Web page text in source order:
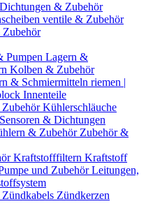
Dichtungen & Zubehör
ventile & Zubehör
Pumpen Lagern &
Kolben & Zubehör
& Schmiermitteln riemen |
Innenteile
ZubehörKühlerschläuche
Sensoren & Dichtungen
& Zubehör Zubehör &
Kraftstofffiltern Kraftstoff
und ZubehörLeitungen,
Zündkabels Zündkerzen